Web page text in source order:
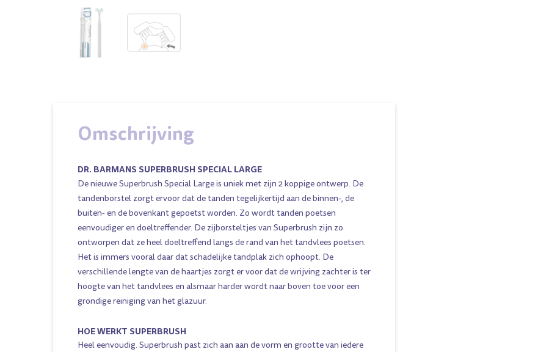
Omschrijving
DR. BARMANS SUPERBRUSH SPECIAL LARGE
De nieuwe Superbrush Special Large is uniek met zijn 2 koppige ontwerp. De
tandenborstel zorgt ervoor dat de tanden tegelijkertijd aan de binnen-, de
buiten- en de bovenkant gepoetst worden. Zo wordt tanden poetsen
eenvoudiger en doeltreffender. De zijborsteltjes van Superbrush zijn zo
ontworpen dat ze heel doeltreffend langs de rand van het tandvlees poetsen.
Het is immers vooral daar dat schadelijke tandplak zich ophoopt. De
verschillende lengte van de haartjes zorgt er voor dat de wrijving zachter is ter
hoogte van het tandvlees en alsmaar harder wordt naar boven toe voor een
grondige reiniging van het glazuur.
HOE WERKT SUPERBRUSH
Heel eenvoudig. Superbrush past zich aan aan de vorm en grootte van iedere